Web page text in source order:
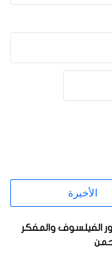
الأخيرة
الفيلسوف والمفكر